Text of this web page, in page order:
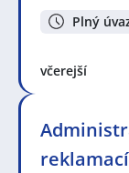
Plný
včerejší
reklamací